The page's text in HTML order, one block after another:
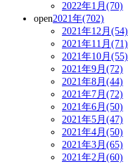
2022年1月(70)
open2021年(702)
2021年12月(54)
2021年11月(71)
2021年10月(55)
2021年9月(72)
2021年8月(44)
2021年7月(72)
2021年6月(50)
2021年5月(47)
2021年4月(50)
2021年3月(65)
2021年2月(60)